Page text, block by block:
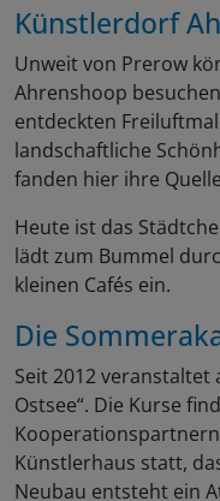
Künstlerdorf
Unweit von Prerow
Ahrenshoop
entdeckten
landschaftliche
fanden hier ihre
Heute ist das
lädt zum Bummel
kleinen Cafés ein.
Die
Seit 2012
Ostsee“. Die Kurse
Künstlerhaus statt,
Neubau entsteht ein